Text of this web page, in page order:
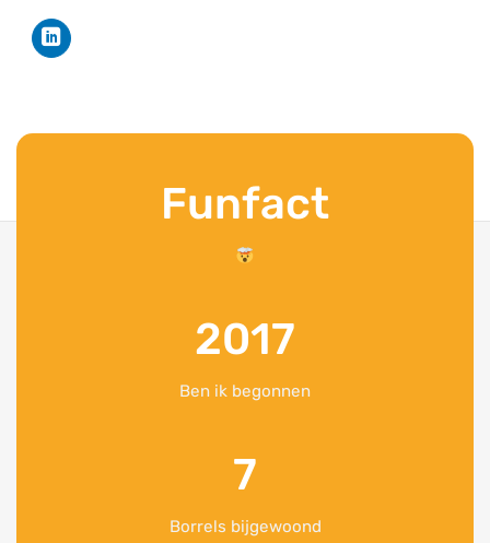
Funfact
2017
Ben ik begonnen
7
Borrels bijgewoond